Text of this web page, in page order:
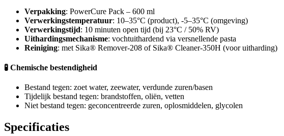
Verpakking: PowerCure Pack – 600 ml
Verwerkingstemperatuur: 10–35°C (product), -5–35°C (omgeving)
Verwerkingstijd: 10 minuten open tijd (bij 23°C / 50% RV)
Uithardingsmechanisme: vochtuithardend via versnellende pasta
Reiniging: met Sika® Remover-208 of Sika® Cleaner-350H (voor uitharding)
🧪 Chemische bestendigheid
Bestand tegen: zoet water, zeewater, verdunde zuren/basen
Tijdelijk bestand tegen: brandstoffen, oliën, vetten
Niet bestand tegen: geconcentreerde zuren, oplosmiddelen, glycolen
Specificaties